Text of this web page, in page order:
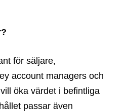
för säljare,
account managers och
öka värdet i befintliga
passar även